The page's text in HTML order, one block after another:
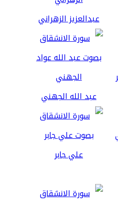
عبدالعزيز الزهراني
عبد الله الجهني
علي جابر